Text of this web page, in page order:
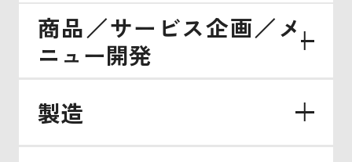
JOB LIST
新卒採用
Oidig
商品／サービス企画／メ
ニュー開発
製造